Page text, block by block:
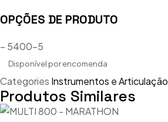
OPÇÕES DE PRODUTO
– 5400-5
Disponível por encomenda
Categories Instrumentos e Articulação
Produtos Similares